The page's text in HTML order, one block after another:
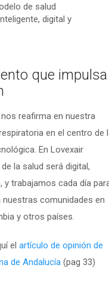
de salud
digital y
que impulsa
reafirma en nuestra
en el centro de
En Lovexair
la salud será digital,
y trabajamos cada día
comunidades en
y otros países.
el artículo de opinión de
de Andalucía(pag 33)